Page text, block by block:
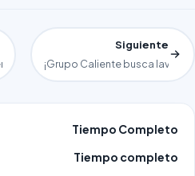
Laboral Confiable! Auxiliar de
Siguiente
¡Grupo Caliente busca
Tiempo Completo
Tiempo completo